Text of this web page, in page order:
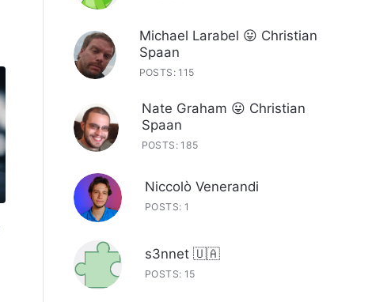
Michael Larabel 😛 Christian
Spaan
POSTS: 115
Nate Graham 😛 Christian
Spaan
POSTS: 185
Niccolò Venerandi
POSTS: 1
s3nnet 🇺🇦
POSTS: 15